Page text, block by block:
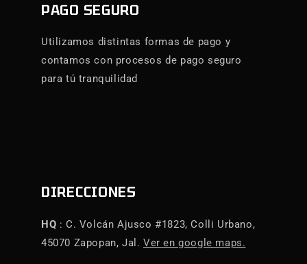
PAGO SEGURO
Utilizamos distintas formas de pago y
contamos con procesos de pago seguro
para tú tranquilidad
DIRECCIONES
HQ : C. Volcán Ajusco #1823, Colli Urbano,
45070 Zapopan, Jal. Ver en google maps.